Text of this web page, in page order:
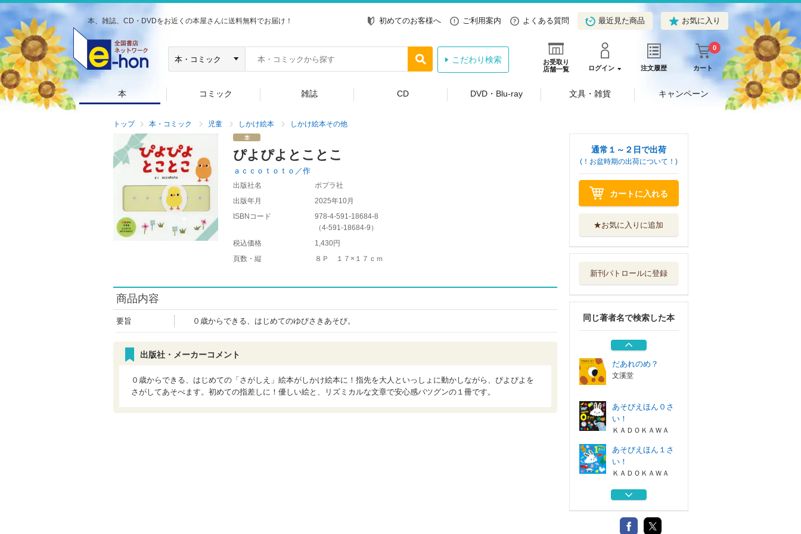
本、雑誌、CD・DVDをお近くの本屋さんに送料無料でお届け！ 初めてのお客様へ ご利用案内 よくある質問 最近見た商品 お気に入り
お受取り
店舗一覧
ログイン 注文履歴 カート
0
こだわり検索
本 コミック 雑誌 CD DVD・Blu-ray 文具・雑貨 キャンペーン
トップ 本・コミック 児童 しかけ絵本 しかけ絵本その他
ぴよぴよとことこ
ａｃｃｏｔｏｔｏ／作
出版社名
ポプラ社
出版年月
2025年10月
ISBNコード
978-4-591-18684-8
（4-591-18684-9 ）
税込価格
1,430円
頁数・縦
８Ｐ １７×１７ｃｍ
商品内容
要旨 ０歳からできる、はじめてのゆびさきあそび。
出版社・メーカーコメント
０歳からできる、はじめての「さがしえ」絵本がしかけ絵本に！指先を大人といっしょに動かしながら、ぴよぴよを
さがしてあそべます。初めての指差しに！優しい絵と、リズミカルな文章で安心感バツグンの１冊です。
通常１～２日で出荷
(！お盆時期の出荷について！)
カートに入れる
★お気に入りに追加
新刊パトロールに登録
同じ著者名で検索した本
あそびえほん１さ
い！
あそびえほん２さ
ＫＡＤＯＫＡＷＡ
くまくまくま だ
んだんレストラン
教育画劇
だあれのめ？
文溪堂
あそびえほん０さ
い！
ＫＡＤＯＫＡＷＡ
あそびえほん１さ
い！
ＫＡＤＯＫＡＷＡ
あそびえほん２さ
ＫＡＤＯＫＡＷＡ